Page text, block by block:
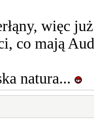
więc
co mają
natura...